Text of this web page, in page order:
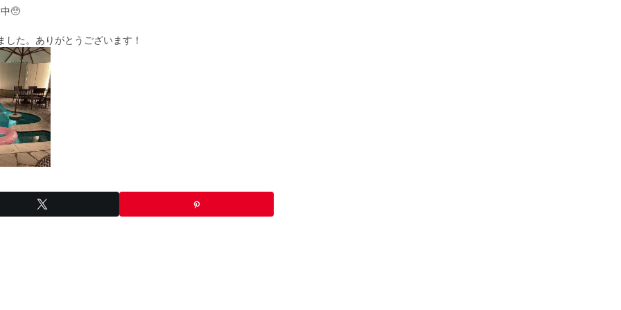
🥺
た。ありがとうございます！